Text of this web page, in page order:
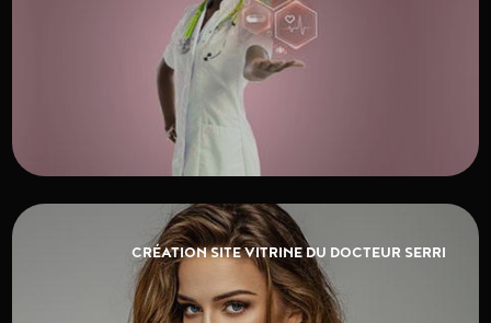
CRÉATION SITE VITRINE DU DOCTEUR SERRI